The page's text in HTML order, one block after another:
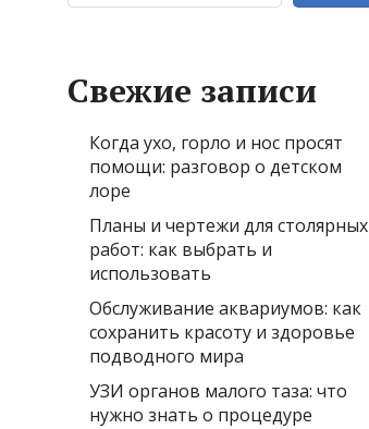
Свежие записи
Когда ухо, горло и нос просят
помощи: разговор о детском
лоре
Планы и чертежи для столярных
работ: как выбрать и
использовать
Обслуживание аквариумов: как
сохранить красоту и здоровье
подводного мира
УЗИ органов малого таза: что
нужно знать о процедуре